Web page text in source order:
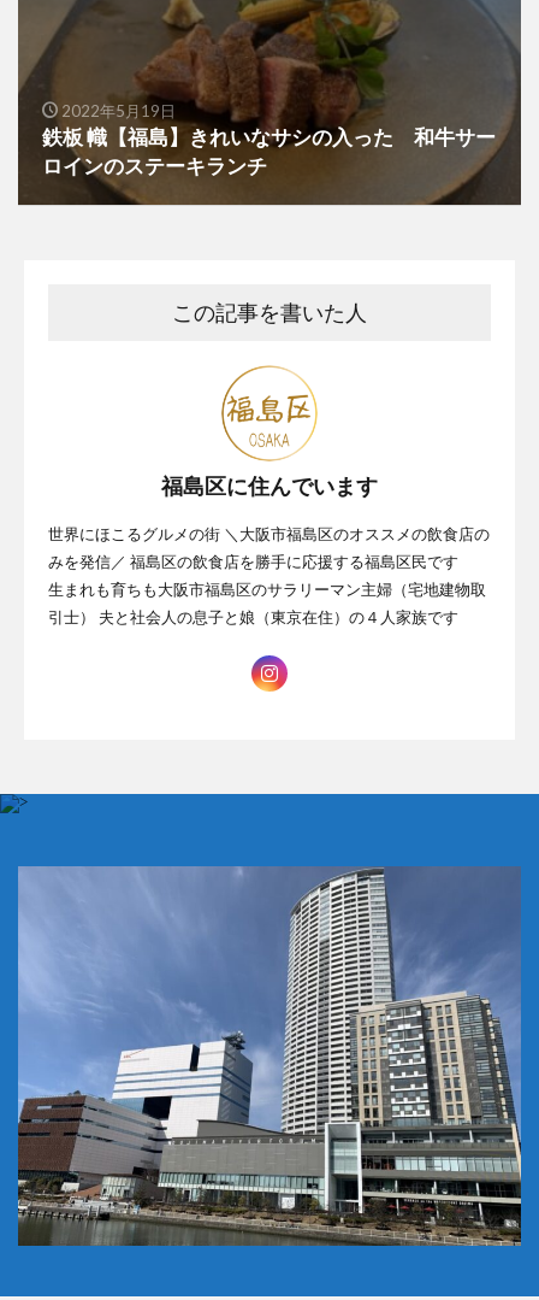
2022年5月19日
鉄板 幟【福島】きれいなサシの入った 和牛サー
ロインのステーキランチ
この記事を書いた人
福島区に住んでいます
世界にほこるグルメの街 ＼大阪市福島区のオススメの飲食店の
みを発信／ 福島区の飲食店を勝手に応援する福島区民です
生まれも育ちも大阪市福島区のサラリーマン主婦（宅地建物取
引士） 夫と社会人の息子と娘（東京在住）の４人家族です